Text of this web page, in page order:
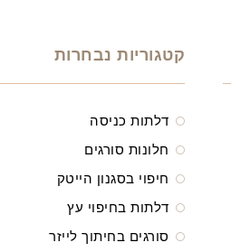
קטגוריות נבחרות
דלתות כניסה
חלונות סורגים
חיפוי בסגנון הייטק
דלתות בחיפוי עץ
סורגים בחיתוך לייזר